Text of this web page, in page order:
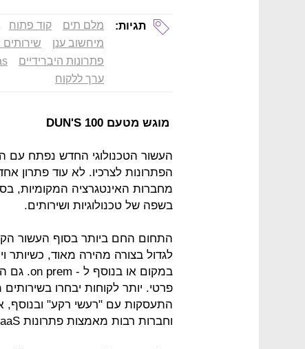
תגיות: מלם תים קוד פתוח
מיחשוב ענן
שירותים
פתרונות היברידיים
ערך ללקוח
מוגש מטעם DUN'S 100
העשור הטכנולוגי החדש נפתח
הפתרונות לצרכיו. לא עוד פתרון
מחברות האינטגרציה המקומיות,
בשפה של טכנולוגיות ושירותים.
התחום החם ביותר בסוף העשור
פרטי. יותר לקוחות יבחרו
וחברות רבות מאמצות פתרונות SaaS עבור מגוון של צרכים עסקיים.